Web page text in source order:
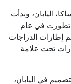
في عام 1946 في أوساكا، اليابان، وبدأت
تطورت في عام
إطارات الدراجات
تحت علامة
في اليابان،